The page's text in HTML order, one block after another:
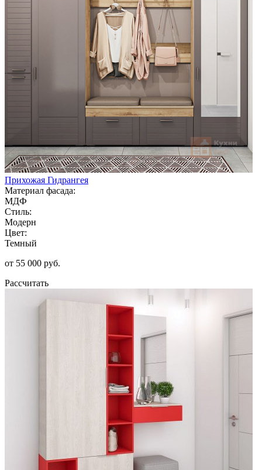
Прихожая Гидрангея
Материал фасада:
МДФ
Стиль:
Модерн
Цвет:
Темный
от 55 000 руб.
Рассчитать